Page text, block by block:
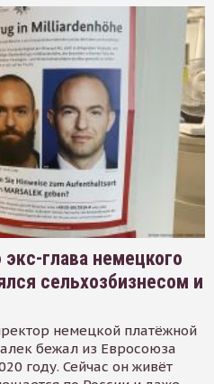
глава немецкого
сельхозбизнесом и
немецкой платёжной
бежал из Евросоюза
году. Сейчас он живёт